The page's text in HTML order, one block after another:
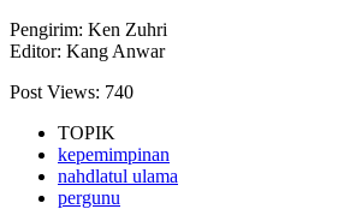
Pengirim: Ken Zuhri
Editor: Kang Anwar
Post Views: 740
TOPIK
kepemimpinan
nahdlatul ulama
pergunu